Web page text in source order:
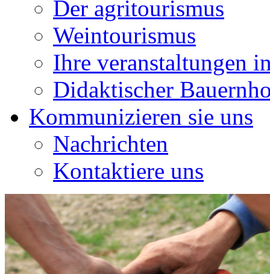
Der agritourismus
Weintourismus
Ihre veranstaltungen
Didaktischer
Kommunizieren sie uns
Nachrichten
Kontaktiere uns